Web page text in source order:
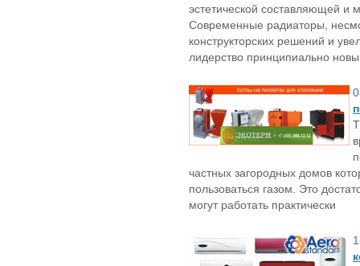
эстетической составляющей и
Современные радиаторы,
конструкторских решений и
лидерство принципиально
частных загородных домов
пользоваться газом. Это
могут работать практически